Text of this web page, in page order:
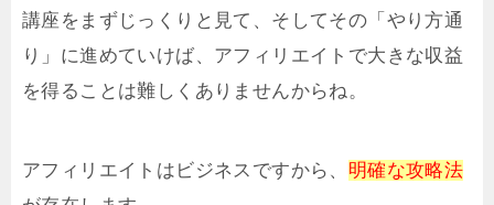
講座をまずじっくりと見て、そしてその「やり方通
り」に進めていけば、アフィリエイトで大きな収益
を得ることは難しくありませんからね。
アフィリエイトはビジネスですから、 明確な攻略法